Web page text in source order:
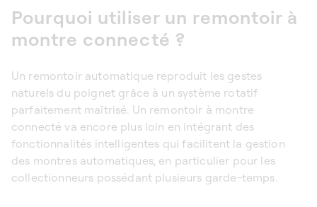
Pourquoi utiliser un remontoir à
montre connecté ?
Un remontoir automatique reproduit les gestes
naturels du poignet grâce à un système rotatif
parfaitement maîtrisé. Un remontoir à montre
connecté va encore plus loin en intégrant des
fonctionnalités intelligentes qui facilitent la gestion
des montres automatiques, en particulier pour les
collectionneurs possédant plusieurs garde-temps.